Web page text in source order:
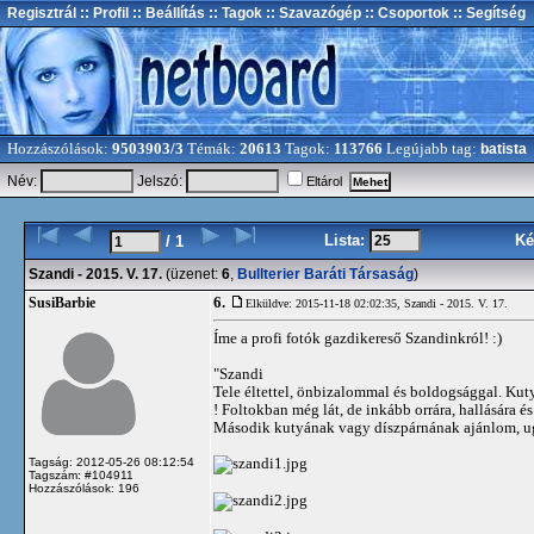
Regisztrál :: Profil :: Beállítás :: Tagok :: Szavazógép :: Csoportok :: Segítség
Hozzászólások: 9503903/3 Témák: 20613 Tagok: 113766 Legújabb tag: batista
Név:
Jelszó: Eltárol
/ 1 Lista:
Szandi - 2015. V. 17. (üzenet: 6, Bullterier Baráti Társaság)
SusiBarbie
Tagság: 2012-05-26 08:12:54
Tagszám: #104911
Hozzászólások: 196
6. Elküldve: 2015-11-18 02:02:35, Szandi - 2015. V. 17.
Íme a profi fotók gazdikereső Szandinkról! :)
"Szandi
Tele éltettel, önbizalommal és boldogsággal.
! Foltokban még lát, de inkább orrára, hallására
Második kutyának vagy díszpárnának ajánlom,